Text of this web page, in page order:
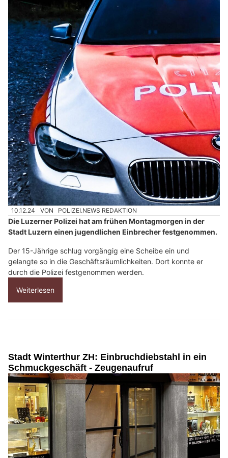
10.12.24 VON POLIZEI.NEWS REDAKTION
Die Luzerner Polizei hat am frühen Montagmorgen in der
Stadt Luzern einen jugendlichen Einbrecher festgenommen.
Der 15-Jährige schlug vorgängig eine Scheibe ein und
gelangte so in die Geschäftsräumlichkeiten. Dort konnte er
durch die Polizei festgenommen werden.
Weiterlesen
Stadt Winterthur ZH: Einbruchdiebstahl in ein
Schmuckgeschäft - Zeugenaufruf